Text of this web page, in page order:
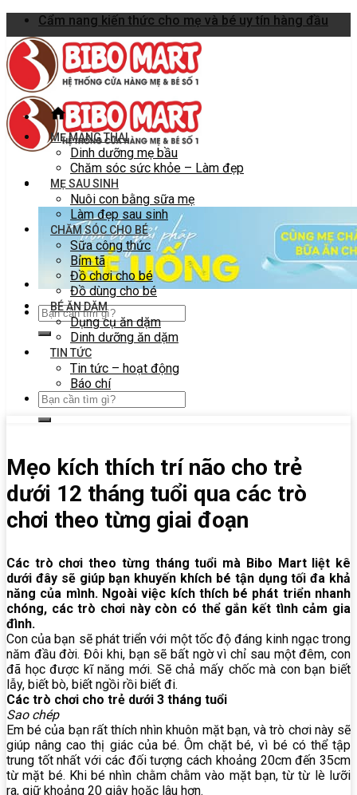
Skip
to
content
Cẩm nang kiến thức cho mẹ và bé uy tín hàng đầu
MẸ MANG THAI
Dinh dưỡng mẹ bầu
Chăm sóc sức khỏe – Làm đẹp
MẸ SAU SINH
Nuôi con bằng sữa mẹ
Làm đẹp sau sinh
CHĂM SÓC CHO BÉ
Sữa công thức
Bỉm tã
Đồ chơi cho bé
Đồ dùng cho bé
BÉ ĂN DẶM
Dụng cụ ăn dặm
Dinh dưỡng ăn dặm
TIN TỨC
Tin tức – hoạt động
Báo chí
Mẹo kích thích trí não cho trẻ
dưới 12 tháng tuổi qua các trò
chơi theo từng giai đoạn
Các trò chơi theo từng tháng tuổi mà Bibo Mart liệt kê
dưới đây sẽ giúp bạn khuyến khích bé tận dụng tối đa khả
năng của mình. Ngoài việc kích thích bé phát triển nhanh
chóng, các trò chơi này còn có thể gắn kết tình cảm gia
đình.
Con của bạn sẽ phát triển với một tốc độ đáng kinh ngạc trong
năm đầu đời. Đôi khi, bạn sẽ bất ngờ vì chỉ sau một đêm, con
đã học được kĩ năng mới. Sẽ chả mấy chốc mà con bạn biết
lẫy, biết bò, biết ngồi rồi biết đi.
Các trò chơi cho trẻ dưới 3 tháng tuổi
Sao chép
Em bé của bạn rất thích nhìn khuôn mặt bạn, và trò chơi này sẽ
giúp nâng cao thị giác của bé. Ôm chặt bé, vì bé có thể tập
trung tốt nhất với các đối tượng cách khoảng 20cm đến 35cm
từ mặt bé. Khi bé nhìn chằm chằm vào mặt bạn, từ từ lè lưỡi
ra, giữ khoảng 20 giây hoặc lâu hơn.